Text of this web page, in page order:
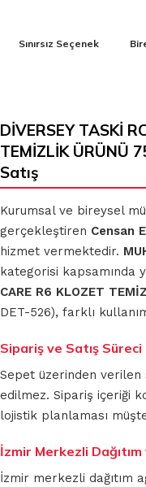
Sınırsız Seçenek
DİVERSEY TASKİ
TEMİZLİK ÜRÜNÜ
Satış
Kurumsal ve bireysel
gerçekleştiren Censan
hizmet vermektedir.
kategorisi kapsamında
CARE R6 KLOZET
DET-526), farklı
Sipariş ve Satış Süreci
Sepet üzerinden
edilmez. Sipariş içeriği
lojistik planlaması
İzmir Merkezli
İzmir merkezli dağıtım